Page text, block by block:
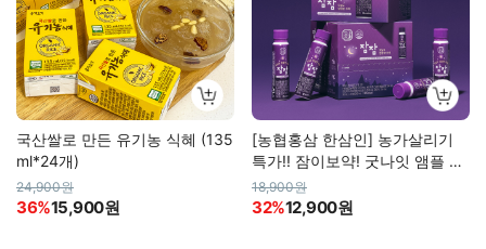
국산쌀로 만든 유기농 식혜 (135
ml*24개)
24,900원
36%15,900원
[농협홍삼 한삼인] 농가살리기
특가!! 잠이보약! 굿나잇 앰플 잠
잠
18,900원
32%12,900원